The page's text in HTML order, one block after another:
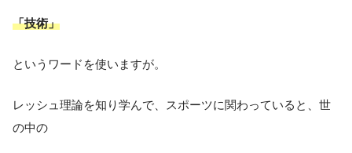
「技術」
というワードを使いますが。
レッシュ理論を知り学んで、スポーツに関わっていると、世
の中の